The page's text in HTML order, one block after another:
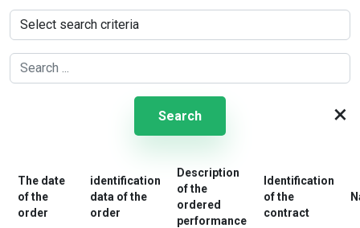
Search ×
The date
of the
order
identification
data of the
order
Description
of the
ordered
performance
Identification
of the
contract